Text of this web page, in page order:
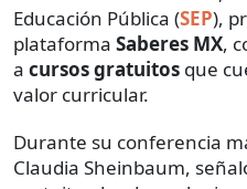
Educación Pública (SEP),
plataforma Saberes MX,
a cursos gratuitos que
valor curricular.
Durante su conferencia
Claudia Sheinbaum,